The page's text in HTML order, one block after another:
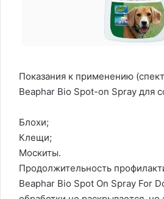
Показания к применению
Beaphar Bio Spot-on Spray для
Блохи;
Клещи;
Москиты.
Продолжительность
Beaphar Bio Spot On Spray For